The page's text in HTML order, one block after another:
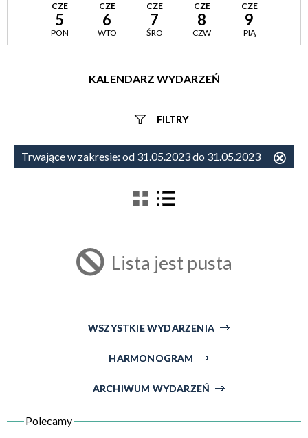
CZE
5
PON
CZE
6
WTO
CZE
7
ŚRO
CZE
8
CZW
CZE
9
PIĄ
KALENDARZ WYDARZEŃ
FILTRY
Szukana fraza
Trwające w zakresie
Trwające w zakresie: od 31.05.2023 do 31.05.2023
Lista jest pusta
WSZYSTKIE WYDARZENIA
HARMONOGRAM
ARCHIWUM WYDARZEŃ